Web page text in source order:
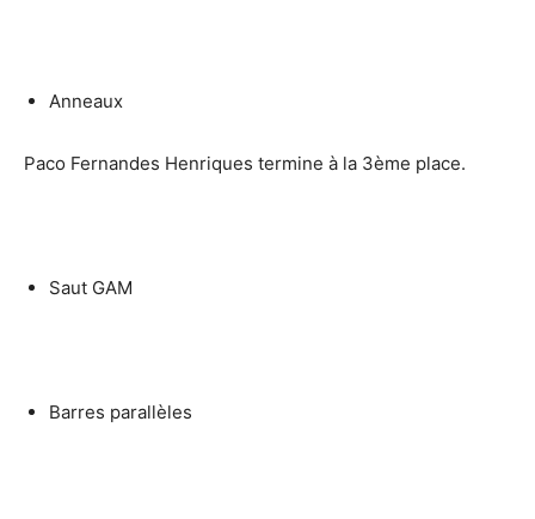
Anneaux
Paco Fernandes Henriques termine à la 3ème place.
Saut GAM
Barres parallèles